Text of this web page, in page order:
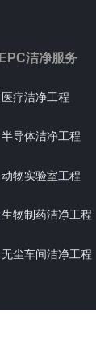
EPC洁净服务
医疗洁净工程
半导体洁净工程
动物实验室工程
生物制药洁净工程
无尘车间洁净工程